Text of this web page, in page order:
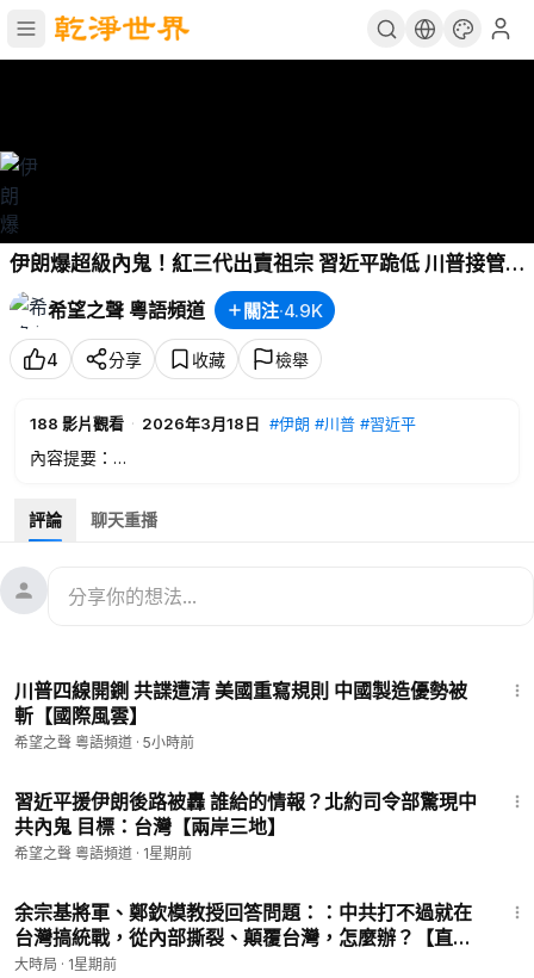
伊朗爆超級內鬼！紅三代出賣祖宗 習近平跪低 川普接管
北京命門 台灣一句話 習無法入睡【兩岸三地】
希望之聲 粵語頻道
關注·4.9K
4 分享 收藏 檢舉
188 影片觀看 · 2026年3月18日 #伊朗 #川普 #習近平
內容提要：
05:55
伊朗爆超級內鬼 德黑蘭大清洗倒數
08:37
#伊朗
Source: Reuters
——————————————
💟捐助我們 ► https://donorbox.org/soh-tv-2
🌱 健康520 ►https://healthcare520.com/
————————————
希望之聲時事熱點粵語新聞頻道，隨時為您提供香港與中國大陸
播節目，為您更新香港局勢最新動態。
希望之聲媒體集團是由海外華人在2003年創辦的獨立媒體，總部
評論 聊天重播
川普四線開鍘 共諜遭清 美國重寫規則 中國製造優勢被
斬【國際風雲】
希望之聲 粵語頻道 · 5小時前
習近平援伊朗後路被轟 誰給的情報？北約司令部驚現中
共內鬼 目標：台灣【兩岸三地】
希望之聲 粵語頻道 · 1星期前
余宗基將軍、鄭欽模教授回答問題：：中共打不過就在
台灣搞統戰，從內部撕裂、顛覆台灣，怎麼辦？【直播
話題選粹】｜早安中國｜大時局 @GoodMorning-
大時局 · 1星期前